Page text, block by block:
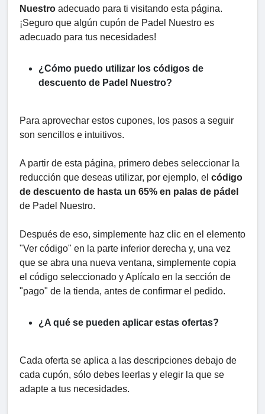
Nuestro adecuado para ti visitando esta página.
¡Seguro que algún cupón de Padel Nuestro es
adecuado para tus necesidades!
¿Cómo puedo utilizar los códigos de
descuento de Padel Nuestro?
Para aprovechar estos cupones, los pasos a seguir
son sencillos e intuitivos.
A partir de esta página, primero debes seleccionar la
reducción que deseas utilizar, por ejemplo, el código
de descuento de hasta un 65% en palas de pádel
de Padel Nuestro.
Después de eso, simplemente haz clic en el elemento
"Ver código" en la parte inferior derecha y, una vez
que se abra una nueva ventana, simplemente copia
el código seleccionado y Aplícalo en la sección de
"pago" de la tienda, antes de confirmar el pedido.
¿A qué se pueden aplicar estas ofertas?
Cada oferta se aplica a las descripciones debajo de
cada cupón, sólo debes leerlas y elegir la que se
adapte a tus necesidades.